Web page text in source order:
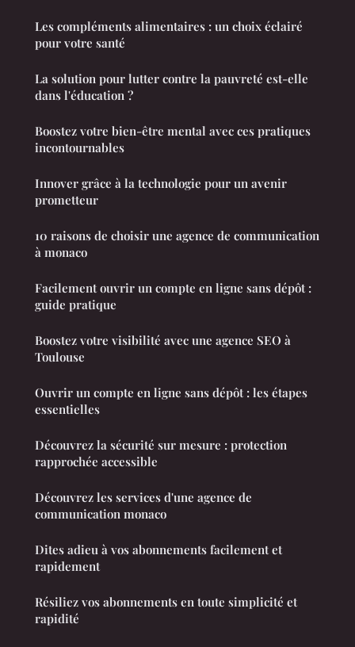
Les compléments alimentaires : un choix éclairé
pour votre santé
La solution pour lutter contre la pauvreté est-elle
dans l'éducation ?
Boostez votre bien-être mental avec ces pratiques
incontournables
Innover grâce à la technologie pour un avenir
prometteur
10 raisons de choisir une agence de communication
à monaco
Facilement ouvrir un compte en ligne sans dépôt :
guide pratique
Boostez votre visibilité avec une agence SEO à
Toulouse
Ouvrir un compte en ligne sans dépôt : les étapes
essentielles
Découvrez la sécurité sur mesure : protection
rapprochée accessible
Découvrez les services d'une agence de
communication monaco
Dites adieu à vos abonnements facilement et
rapidement
Résiliez vos abonnements en toute simplicité et
rapidité